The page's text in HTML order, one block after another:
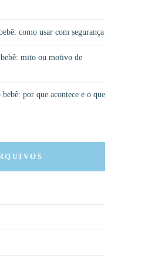
como usar com segurança
mito ou motivo de
bebê: por que acontece e o que